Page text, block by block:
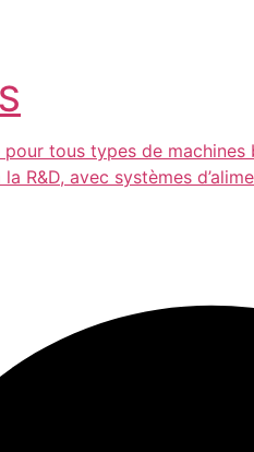
tous types de
R&D, avec systèmes